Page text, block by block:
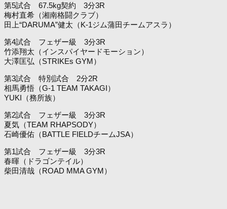
第5試合 67.5kg契約 3分3R
梅村直希（湘南格闘クラブ）
田上“DARUMA”健太（K-1ジム蒲田チームアスラ）
第4試合 フェザー級 3分3R
竹添翔太（インスパイヤードモーション）
大澤匡弘（STRIKEs GYM）
第3試合 特別試合 2分2R
相馬勇悟（G-1 TEAM TAKAGI）
YUKI（務所族）
第2試合 フェザー級 3分3R
夏気（TEAM RHAPSODY）
石崎優佑（BATTLE FIELDチームJSA）
第1試合 フェザー級 3分3R
春暉（ドラゴンテイル）
柴田清哉（ROAD MMA GYM）